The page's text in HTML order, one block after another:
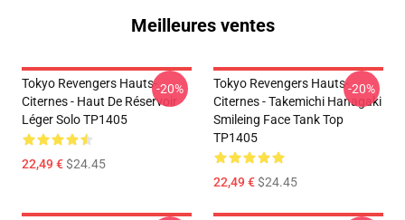
Meilleures ventes
Tokyo Revengers Hauts-
Citernes - Haut De Réservoir
Léger Solo TP1405
22,49 €$24.45
-20%
Tokyo Revengers Hauts-
Citernes - Takemichi Hanagaki
Smileing Face Tank Top
TP1405
22,49 €$24.45
-20%